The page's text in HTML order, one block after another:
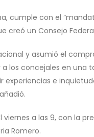
cumple con el
creó un Consejo
y asumió el
a los concejales en
experiencias e
viernes a las 9, con la
Romero.